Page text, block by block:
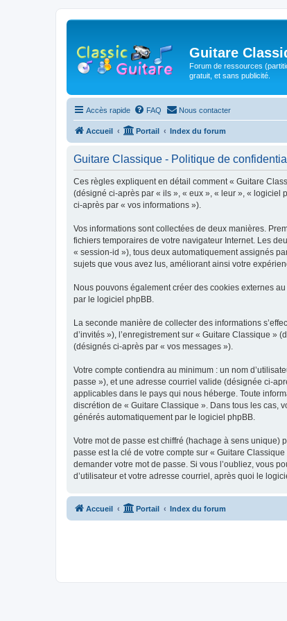
Guitare
Forum de ressources
gratuit, et sans publicité.
Accès rapide FAQ Nous contacter
Accueil Portail Index du forum
Guitare Classique - Politique de
Ces règles expliquent en détail comment « Guitare
(désigné ci-après par « ils », « eux », « leur », « logiciel
ci-après par « vos informations »).
Vos informations sont collectées de deux manières.
fichiers temporaires de votre navigateur Internet. Les
« session-id »), tous deux automatiquement assignés
sujets que vous avez lus, améliorant ainsi votre
Nous pouvons également créer des cookies externes
par le logiciel phpBB.
La seconde manière de collecter des informations
d’invités »), l’enregistrement sur « Guitare Classique »
(désignés ci-après par « vos messages »).
Votre compte contiendra au minimum : un nom
passe »), et une adresse courriel valide (désignée ci-
applicables dans le pays qui nous héberge. Toute
discrétion de « Guitare Classique ». Dans tous les cas,
générés automatiquement par le logiciel phpBB.
Votre mot de passe est chiffré (hachage à sens unique)
passe est la clé de votre compte sur « Guitare
demander votre mot de passe. Si vous l’oubliez, vous
d’utilisateur et votre adresse courriel, après quoi le
Accueil Portail Index du forum